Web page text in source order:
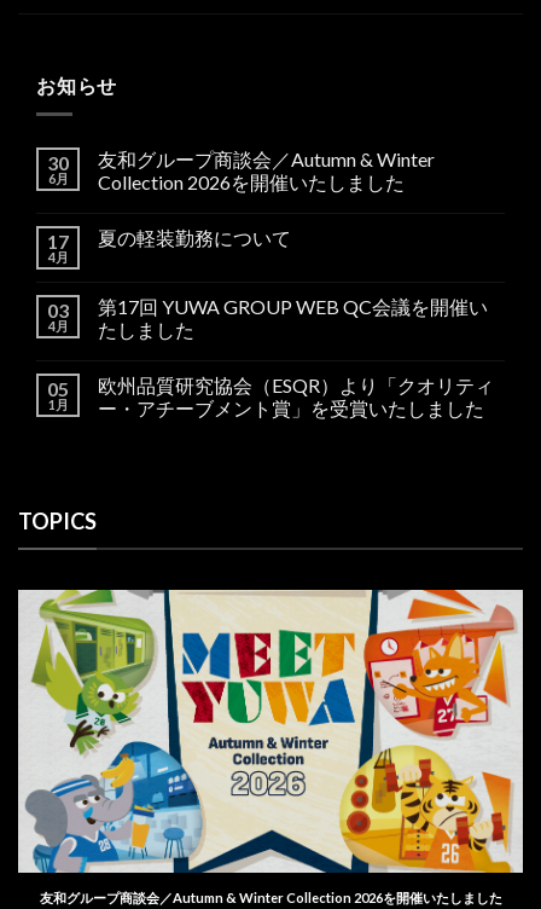
お知らせ
30
6月
友和グループ商談会／Autumn & Winter
Collection 2026を開催いたしました
17
4月
夏の軽装勤務について
03
4月
第17回 YUWA GROUP WEB QC会議を開催い
たしました
05
1月
欧州品質研究協会（ESQR）より「クオリティ
ー・アチーブメント賞」を受賞いたしました
TOPICS
友和グループ商談会／Autumn & Winter Collection 2026を開催いたしました